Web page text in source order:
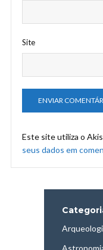
Site
Este site utiliza o
seus dados em